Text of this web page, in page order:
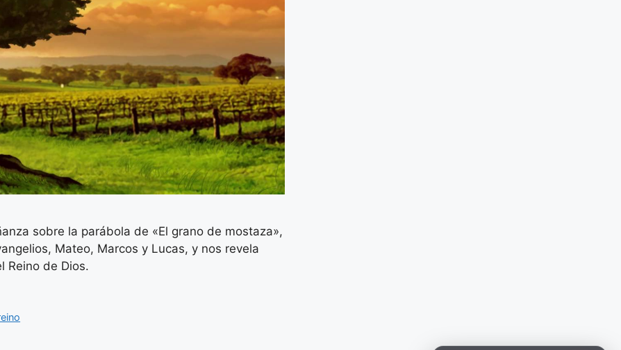
sobre la parábola de «El grano de mostaza»,
Mateo, Marcos y Lucas, y nos revela
Reino de Dios.